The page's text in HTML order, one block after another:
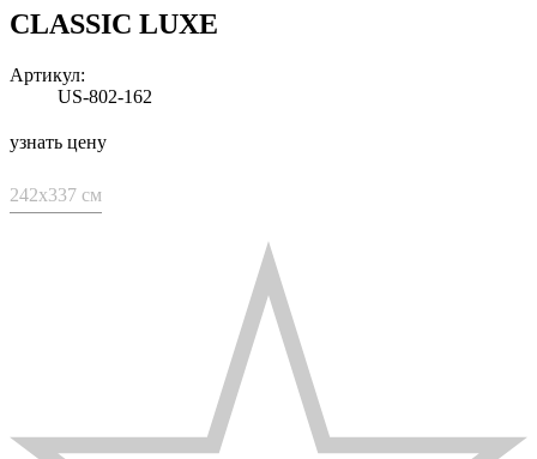
CLASSIC LUXE
Артикул:
US-802-162
узнать цену
242x337 см